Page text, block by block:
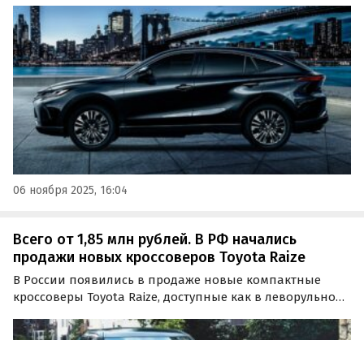
схемам.
06 ноября 2025, 16:04
Всего от 1,85 млн рублей. В РФ начались
продажи новых кроссоверов Toyota Raize
В России появились в продаже новые компактные
кроссоверы Toyota Raize, доступные как в леворульном,
одном из сайтов объявлений в ноябре начинаются от 1